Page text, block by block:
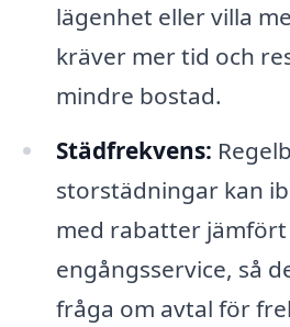
lägenhet eller villa
kräver mer tid och
mindre bostad.
Städfrekvens:
storstädningar kan
med rabatter jämfört
engångsservice, så
fråga om avtal för